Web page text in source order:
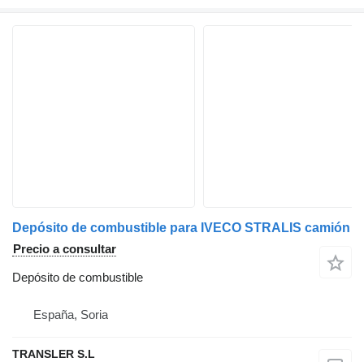
Depósito de combustible para IVECO STRALIS camión
Precio a consultar
Depósito de combustible
España, Soria
TRANSLER S.L